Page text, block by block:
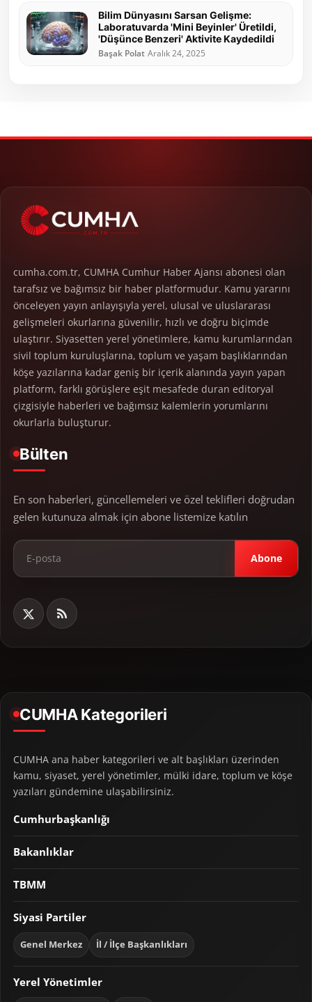
Bilim Dünyasını Sarsan Gelişme:
Laboratuvarda 'Mini Beyinler' Üretildi,
'Düşünce Benzeri' Aktivite Kaydedildi
Başak Polat Aralık 24, 2025
cumha.com.tr, CUMHA Cumhur Haber Ajansı abonesi olan
tarafsız ve bağımsız bir haber platformudur. Kamu yararını
önceleyen yayın anlayışıyla yerel, ulusal ve uluslararası
gelişmeleri okurlarına güvenilir, hızlı ve doğru biçimde
ulaştırır. Siyasetten yerel yönetimlere, kamu kurumlarından
sivil toplum kuruluşlarına, toplum ve yaşam başlıklarından
köşe yazılarına kadar geniş bir içerik alanında yayın yapan
platform, farklı görüşlere eşit mesafede duran editoryal
çizgisiyle haberleri ve bağımsız kalemlerin yorumlarını
okurlarla buluşturur.
Bülten
En son haberleri, güncellemeleri ve özel teklifleri doğrudan
gelen kutunuza almak için abone listemize katılın
Abone
CUMHA Kategorileri
CUMHA ana haber kategorileri ve alt başlıkları üzerinden
kamu, siyaset, yerel yönetimler, mülki idare, toplum ve köşe
yazıları gündemine ulaşabilirsiniz.
Cumhurbaşkanlığı
Bakanlıklar
TBMM
Siyasi Partiler
Genel Merkez İl / İlçe Başkanlıkları
Yerel Yönetimler